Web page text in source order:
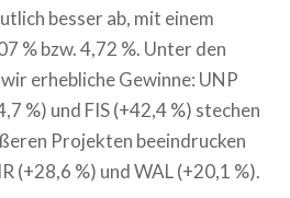
besser ab, mit einem
% bzw. 4,72 %. Unter den
erhebliche Gewinne: UNP
%) und FIS (+42,4 %) stechen
Projekten beeindrucken
(+28,6 %) und WAL (+20,1 %).